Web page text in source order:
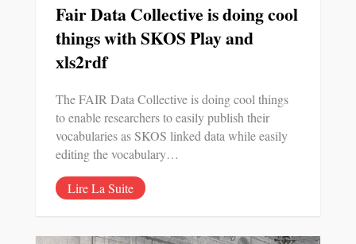
Fair Data Collective is doing cool
things with SKOS Play and
xls2rdf
The FAIR Data Collective is doing cool things
to enable researchers to easily publish their
vocabularies as SKOS linked data while easily
editing the vocabulary…
Lire La Suite